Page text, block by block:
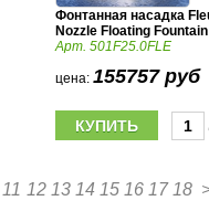
Фонтанная насадка
Nozzle Floating
Арт. 501F25.0FLE
цена: 155757 руб
11 12 13 14 15 16 17 18